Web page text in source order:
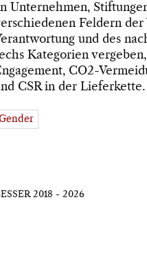
Unternehmen,
Feldern
und des
Kategorien
CO2-
CSR in der Lieferkette.
2018 - 2026